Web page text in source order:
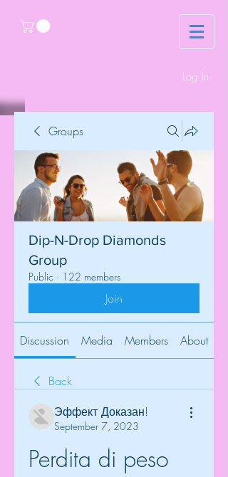
Log In
Groups
Dip-N-Drop Diamonds
Group
Public · 122 members
Join
Discussion Media Members About
Back
Эффект Доказан!
September 7, 2023
Perdita di peso